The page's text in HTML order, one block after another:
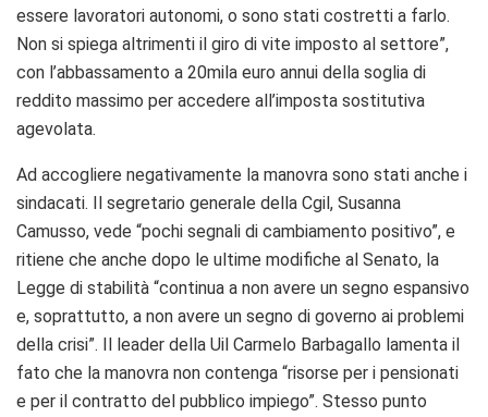
essere lavoratori autonomi, o sono stati costretti a farlo.
Non si spiega altrimenti il giro di vite imposto al settore”,
con l’abbassamento a 20mila euro annui della soglia di
reddito massimo per accedere all’imposta sostitutiva
agevolata.
Ad accogliere negativamente la manovra sono stati anche i
sindacati. Il segretario generale della Cgil, Susanna
Camusso, vede “pochi segnali di cambiamento positivo”, e
ritiene che anche dopo le ultime modifiche al Senato, la
Legge di stabilità “continua a non avere un segno espansivo
e, soprattutto, a non avere un segno di governo ai problemi
della crisi”. Il leader della Uil Carmelo Barbagallo lamenta il
fato che la manovra non contenga “risorse per i pensionati
e per il contratto del pubblico impiego”. Stesso punto